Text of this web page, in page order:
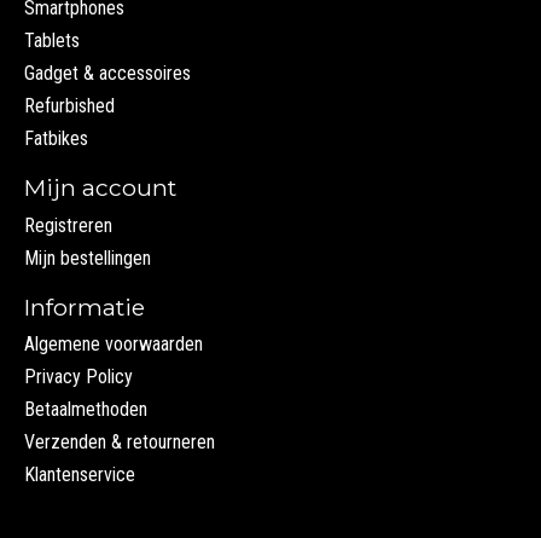
Smartphones
Tablets
Gadget & accessoires
Refurbished
Fatbikes
Mijn account
Registreren
Mijn bestellingen
Informatie
Algemene voorwaarden
Privacy Policy
Betaalmethoden
Verzenden & retourneren
Klantenservice